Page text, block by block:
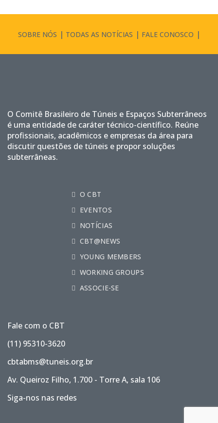
SOBRE NÓS TODAS AS NOTÍCIAS FALE CONOSCO
O Comitê Brasileiro de Túneis e Espaços Subterrâneos
é uma entidade de caráter técnico-científico. Reúne
profissionais, acadêmicos e empresas da área para
discutir questões de túneis e propor soluções
subterrâneas.
O CBT
EVENTOS
NOTÍCIAS
CBT@NEWS
YOUNG MEMBERS
WORKING GROUPS
ASSOCIE-SE
Fale com o CBT
(11) 95310-3620
cbtabms@tuneis.org.br
Av. Queiroz Filho, 1.700 - Torre A, sala 106
Siga-nos nas redes